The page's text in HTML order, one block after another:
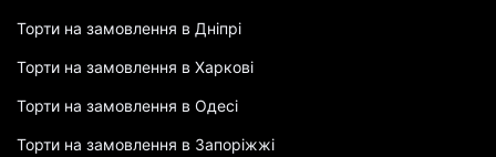
Торти на замовлення в Дніпрі
Торти на замовлення в Харкові
Торти на замовлення в Одесі
Торти на замовлення в Запоріжжі